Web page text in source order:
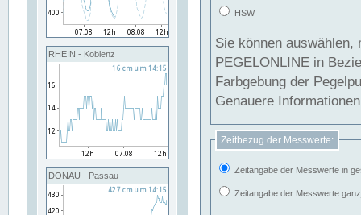
RHEIN - Koblenz
DONAU - Passau
HSW
Sie können
PEGELONLINE in Beziehung
Farbgebung der
Genauere
Zeitbezug der Messwerte:
Zeitangabe der Messwerte in
Zeitangabe der Messwerte